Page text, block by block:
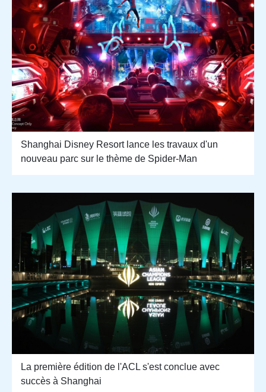
Shanghai Disney Resort lance les travaux d'un
nouveau parc sur le thème de Spider-Man
La première édition de l'ACL s'est conclue avec
succès à Shanghai